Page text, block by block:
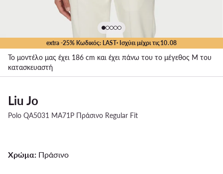
extra -25% Κωδικός: LAST· Ισχύει μέχρι τις10.08
Το μοντέλο μας έχει 186 cm και έχει πάνω του το μέγεθος M του
κατασκευαστή
Liu Jo
Polo QA5031 MA71P Πράσινο Regular Fit
Χρώμα: Πράσινο